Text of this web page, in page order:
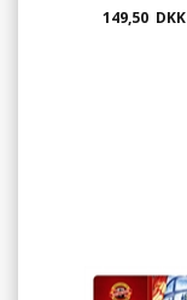
12+1
149,50 DKK